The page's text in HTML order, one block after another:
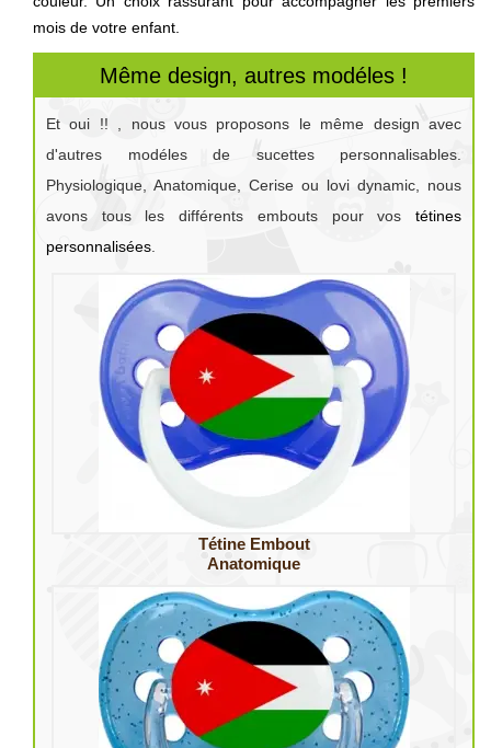
mois de votre enfant.
Même design, autres modéles !
Et oui !! , nous vous proposons le même design avec
d'autres modéles de sucettes personnalisables.
Physiologique, Anatomique, Cerise ou lovi dynamic, nous
avons tous les différents embouts pour vos tétines
personnalisées
Tétine Embout
Anatomique